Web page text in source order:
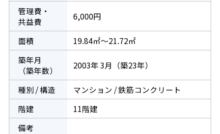
管理費・
共益費
6,000円
面積
19.84㎡～21.72㎡
築年月
（築年数）
2003年 3月（築23年）
種別 / 構造
マンション / 鉄筋コンクリート
階建
11階建
備考